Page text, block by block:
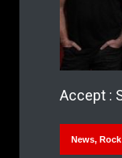
Accept :
News, Rock